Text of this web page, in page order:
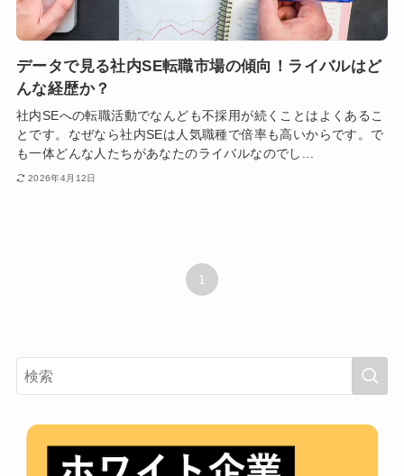
データで見る社内SE転職市場の傾向！ライバルはど
んな経歴か？
社内SEへの転職活動でなんども不採用が続くことはよくあるこ
とです。なぜなら社内SEは人気職種で倍率も高いからです。で
も一体どんな人たちがあなたのライバルなのでし...
2026年4月12日
1